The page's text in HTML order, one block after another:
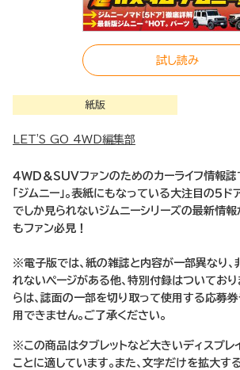
試し読み
紙版
LET'S GO 4WD編集部
４ＷＤ＆ＳＵＶファンのためのカーライフ情報
「ジムニー」。表紙にもなっている大注目の５ド
でしか見られないジムニーシリーズの最新情
もファン必見！
※電子版では、紙の雑誌と内容が一部異なり、
れないページがある他、特別付録はついており
らは、誌面の一部を切り取って使用する応募
用できません。ご了承ください。
※この商品はタブレットなど大きいディスプレ
ことに適しています。また、文字だけを拡大す